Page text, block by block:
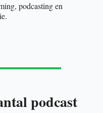
podcasting en
podcast